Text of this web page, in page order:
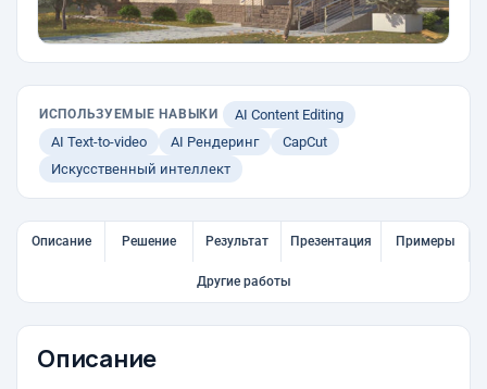
ИСПОЛЬЗУЕМЫЕ НАВЫКИ
AI Content Editing
AI Text-to-video
AI Рендеринг
CapCut
Искусственный интеллект
Описание Решение Результат Презентация Примеры
Другие работы
Описание